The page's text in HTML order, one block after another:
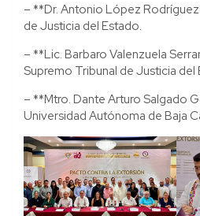
– **Dr. Antonio López
de Justicia del Estado.
– **Lic. Barbaro Valenzuela
Supremo Tribunal de Justicia del
– **Mtro. Dante Arturo Salgado
Universidad Autónoma de Baja